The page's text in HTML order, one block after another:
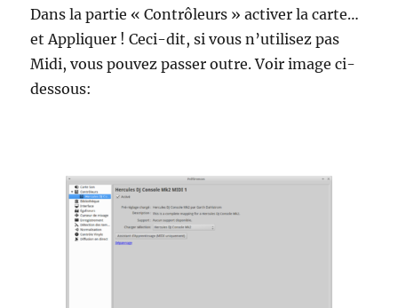
Dans la partie « Contrôleurs » activer la carte…
et Appliquer ! Ceci-dit, si vous n’utilisez pas
Midi, vous pouvez passer outre. Voir image ci-
dessous: